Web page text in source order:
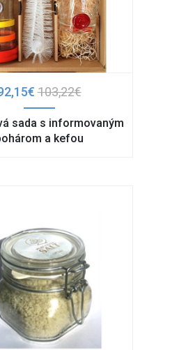
103,22€
sada s informovaným
a kefou